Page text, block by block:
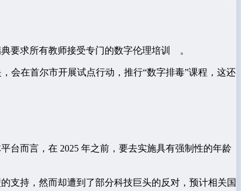
要求所有教师接受专门的数字伦理培训 。
会在首尔市开展试点行动，推行“数字排毒”课程，这还
台而言，在 2025 年之前，要去实施具有强制性的年龄
支持，然而却遭到了部分科技巨头的反对，预计相关国